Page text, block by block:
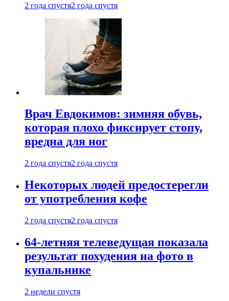
2 года спустя2 года спустя
Врач Евдокимов: зимняя обувь,
которая плохо фиксирует стопу,
вредна для ног
2 года спустя2 года спустя
Некоторых людей предостерегли
от употребления кофе
2 года спустя2 года спустя
64-летняя телеведущая показала
результат похудения на фото в
купальнике
2 недели спустя